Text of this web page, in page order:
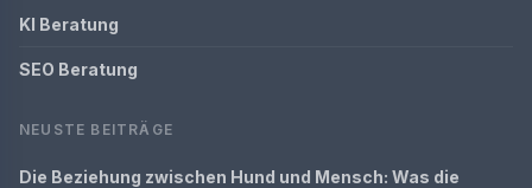
KI Beratung
SEO Beratung
NEUSTE BEITRÄGE
Die Beziehung zwischen Hund und Mensch: Was die